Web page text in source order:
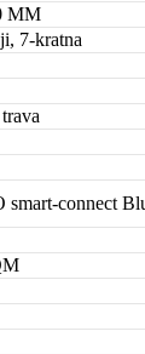
MM
7-kratna
connect